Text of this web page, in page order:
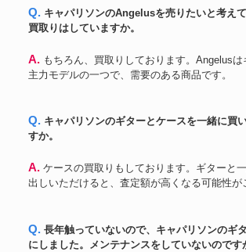
Q. キャパリソンのAngelusを売りたいと考えているのですが、
買取りはしていますか。
A. もちろん、買取りしております。Angelusはキャパリソンの
主力モデルの一つで、需要のある商品です。
Q. キャパリソンのギターとケースを一緒に買い取ってもらえま
すか。
A. ケースの買取りもしております。ギターと一緒にケースもお
出しいただけると、査定額が高くなる可能性が
Q. 長年触っていないので、キャパリソンのギターを手放すこと
にしました。メンテナンスをしていないのです